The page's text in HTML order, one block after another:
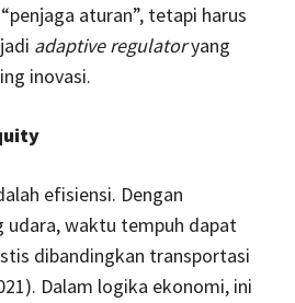
aturan”, tetapi harus
adaptive regulatoryang
inovasi.
efisiensi. Dengan
udara, waktu tempuh dapat
dibandingkan transportasi
Dalam logika ekonomi, ini